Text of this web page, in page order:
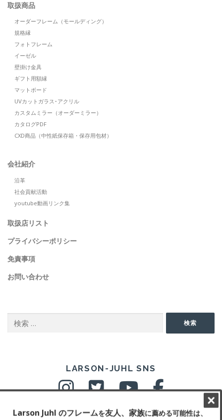
取扱商品
オーダーフレーム（モールディング）
規格縁
フォトフレーム
イーゼル
壁掛け金具
ギフト用額縁
マットボード
UVカットガラス･アクリル
カスタムミラー（オーダーミラー）
カタログPDF
CXD商品（中性紙保存箱・保存用包材）
会社紹介
沿革
社会貢献活動
youtube動画リンク集
取扱店リスト
プライバシーポリシー
免責事項
お問い合わせ
索:
検索
LARSON-JUHL SNS